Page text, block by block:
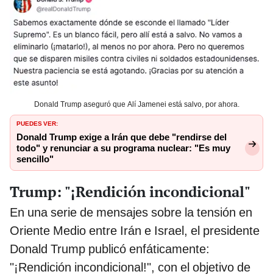
Donald Trump aseguró que Alí Jamenei está salvo, por ahora.
PUEDES VER:
Donald Trump exige a Irán que debe "rendirse del
todo" y renunciar a su programa nuclear: "Es muy
sencillo"
Trump: "¡Rendición incondicional"
En una serie de mensajes sobre la tensión en
Oriente Medio entre Irán e Israel, el presidente
Donald Trump publicó enfáticamente:
"¡Rendición incondicional!", con el objetivo de